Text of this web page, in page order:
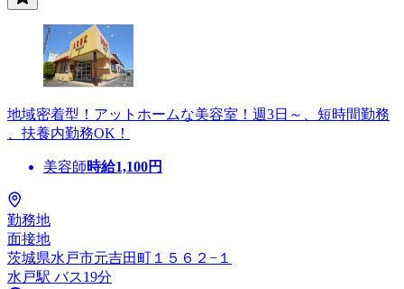
地域密着型！アットホームな美容室！週3日～、短時間勤務
、扶養内勤務OK！
美容師時給1,100円
勤務地
面接地
茨城県水戸市元吉田町１５６２−１
水戸駅 バス19分